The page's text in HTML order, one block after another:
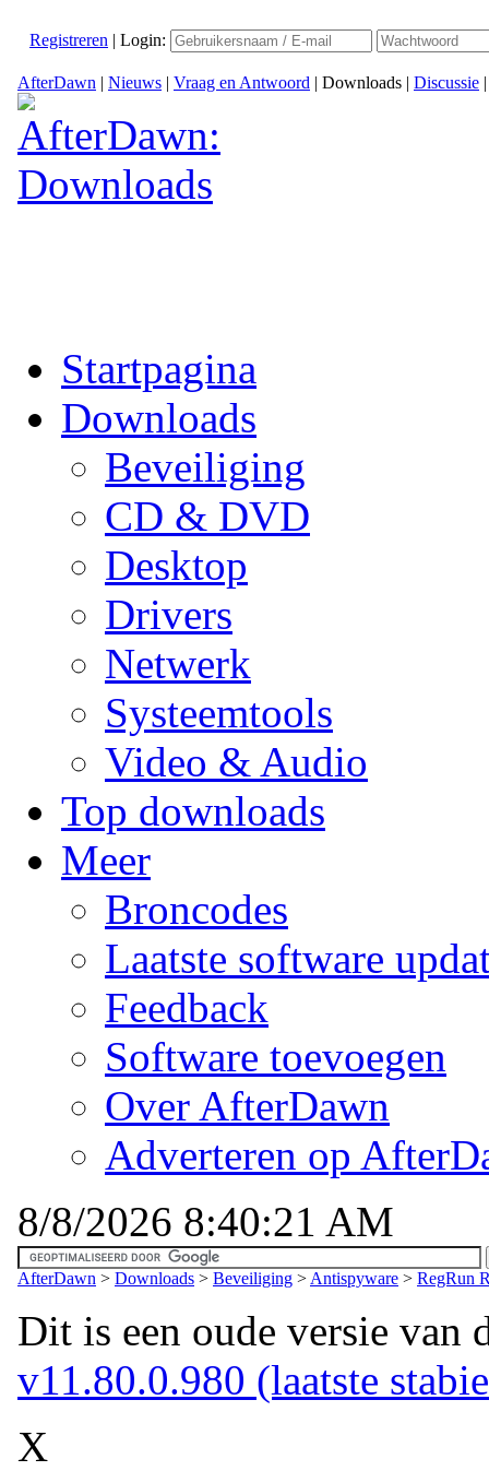
Registreren | Login:
AfterDawn | Nieuws | Vraag en Antwoord | Downloads | Discussie
Startpagina
Downloads
Beveiliging
CD & DVD
Desktop
Drivers
Netwerk
Systeemtools
Video & Audio
Top downloads
Meer
Broncodes
Laatste software
Feedback
Software toevoegen
Over AfterDawn
Adverteren op
8/8/2026 8:40:21 AM
AfterDawn > Downloads > Beveiliging > Antispyware > RegRun
Dit is een oude versie van
v11.80.0.980 (laatste
X